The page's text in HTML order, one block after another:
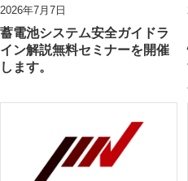
2026年7月7日
蓄電池システム安全ガイドラ
イン解説無料セミナーを開催
します。